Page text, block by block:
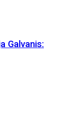
Galvanis: